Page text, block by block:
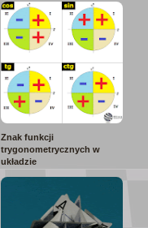
Znak funkcji
trygonometrycznych w
układzie